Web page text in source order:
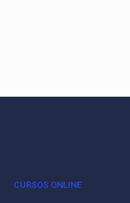
CURSOS ONLINE